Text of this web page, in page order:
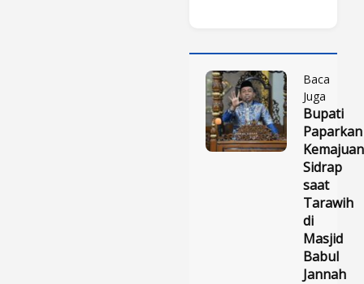
Baca
Juga
Bupati
Paparkan
Kemajuan
Sidrap
saat
Tarawih
di
Masjid
Babul
Jannah